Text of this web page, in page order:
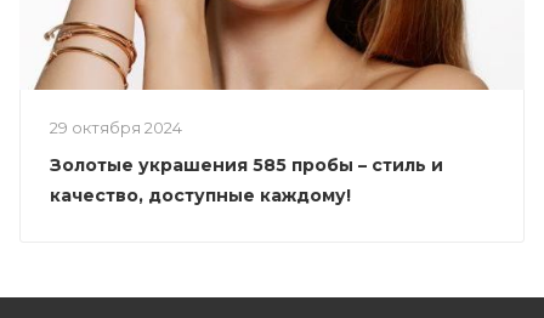
29 октября 2024
Золотые украшения 585 пробы – стиль и
качество, доступные каждому!